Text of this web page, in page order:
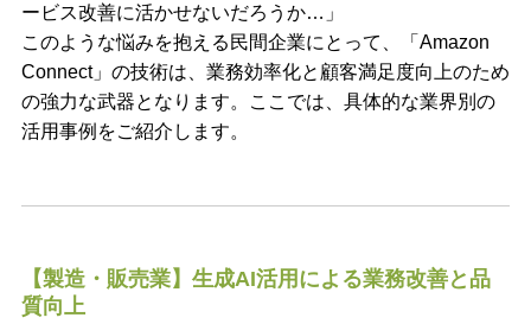
ービス改善に活かせないだろうか…」
このような悩みを抱える民間企業にとって、「Amazon
Connect」の技術は、業務効率化と顧客満足度向上のため
の強力な武器となります。ここでは、具体的な業界別の
活用事例をご紹介します。
【製造・販売業】生成AI活用による業務改善と品
質向上